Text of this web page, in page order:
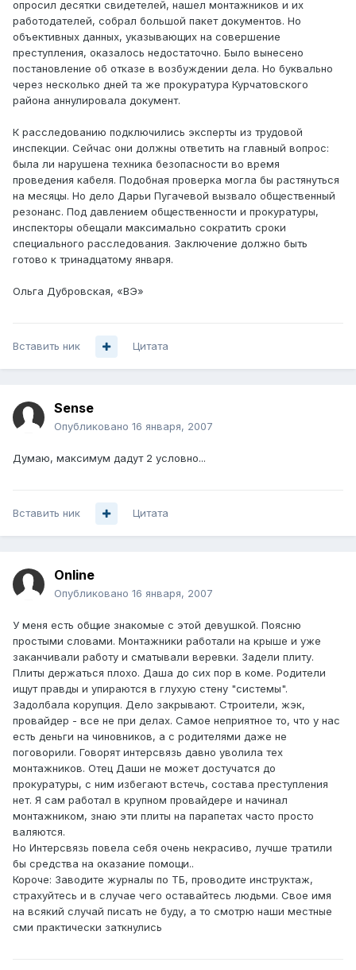
опросил десятки свидетелей, нашел монтажников и их
работодателей, собрал большой пакет документов. Но
объективных данных, указывающих на совершение
преступления, оказалось недостаточно. Было вынесено
постановление об отказе в возбуждении дела. Но буквально
через несколько дней та же прокуратура Курчатовского
района аннулировала документ.
К расследованию подключились эксперты из трудовой
инспекции. Сейчас они должны ответить на главный вопрос:
была ли нарушена техника безопасности во время
проведения кабеля. Подобная проверка могла бы растянуться
на месяцы. Но дело Дарьи Пугачевой вызвало общественный
резонанс. Под давлением общественности и прокуратуры,
инспекторы обещали максимально сократить сроки
специального расследования. Заключение должно быть
готово к тринадцатому января.
Ольга Дубровская, «ВЭ»
Вставить ник Цитата
Sense
Опубликовано 16 января, 2007
Думаю, максимум дадут 2 условно...
Вставить ник Цитата
Online
Опубликовано 16 января, 2007
У меня есть общие знакомые с этой девушкой. Поясню
простыми словами. Монтажники работали на крыше и уже
заканчивали работу и сматывали веревки. Задели плиту.
Плиты держаться плохо. Даша до сих пор в коме. Родители
ищут правды и упираются в глухую стену "системы".
Задолбала корупция. Дело закрывают. Строители, жэк,
провайдер - все не при делах. Самое неприятное то, что у нас
есть деньги на чиновников, а с родителями даже не
поговорили. Говорят интерсвязь давно уволила тех
монтажников. Отец Даши не может достучатся до
прокуратуры, с ним избегают встечь, состава преступления
нет. Я сам работал в крупном провайдере и начинал
монтажником, знаю эти плиты на парапетах часто просто
валяются.
Но Интерсвязь повела себя очень некрасиво, лучше тратили
бы средства на оказание помощи..
Короче: Заводите журналы по ТБ, проводите инструктаж,
страхуйтесь и в случае чего оставайтесь людьми. Свое имя
на всякий случай писать не буду, а то смотрю наши местные
сми практически заткнулись